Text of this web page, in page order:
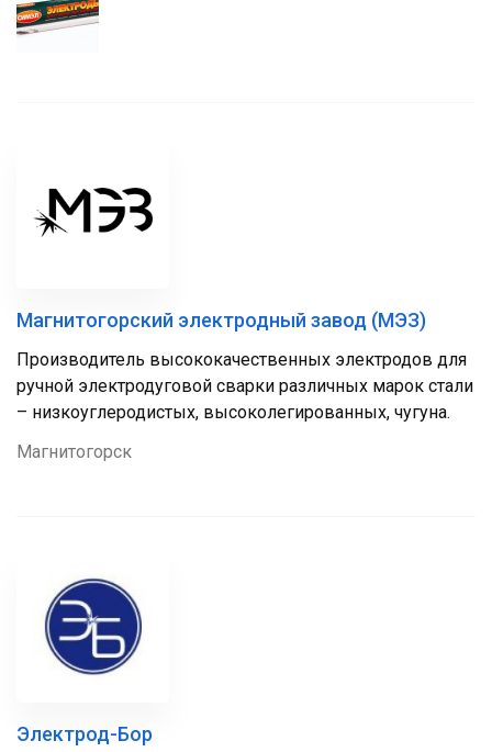
Магнитогорский электродный завод (МЭЗ)
Производитель высококачественных электродов для
ручной электродуговой сварки различных марок стали
– низкоуглеродистых, высоколегированных, чугуна.
Магнитогорск
Электрод-Бор